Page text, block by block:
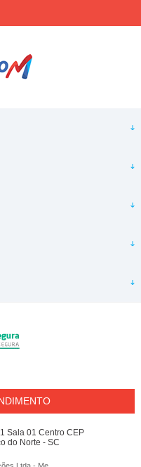
Sala 01 Centro CEP
do Norte - SC